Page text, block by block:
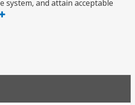
system, and attain acceptable